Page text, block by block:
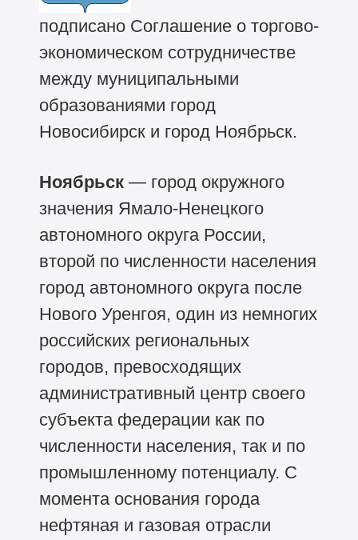
подписано Соглашение о торгово-
экономическом сотрудничестве
между муниципальными
образованиями город
Новосибирск и город Ноябрьск.
Ноябрьск— город окружного
значения Ямало-Ненецкого
автономного округа России,
второй по численности населения
город автономного округа после
Нового Уренгоя, один из немногих
российских региональных
городов, превосходящих
административный центр своего
субъекта федерации как по
численности населения, так и по
промышленному потенциалу. С
момента основания города
нефтяная и газовая отрасли